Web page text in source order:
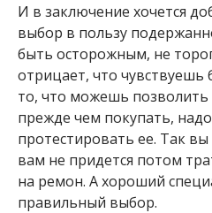
И в заключение хочется
выбор в пользу
быть осторожным, не
отрицает, что чувствуешь
то, что можешь позволить
прежде чем покупать,
протестировать ее. Так
вам не придется потом
на ремон. А хороший
правильный выбор.